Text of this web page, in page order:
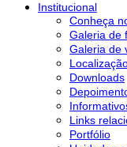
Institucional
Conheça
Galeria de
Galeria de
Downloads
Links
Portfólio